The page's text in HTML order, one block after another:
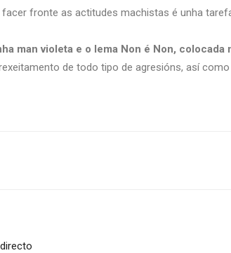
fronte as actitudes machistas é unha
man violeta e o lema Non é Non, colocada
de todo tipo de agresións, así